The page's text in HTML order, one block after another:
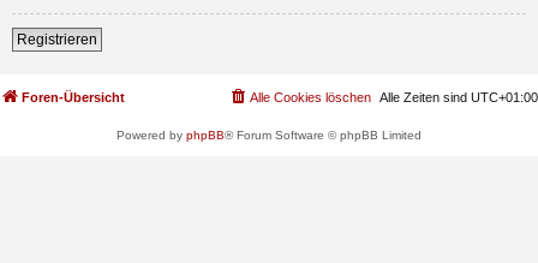
Registrieren
Foren-Übersicht Alle Zeiten sind UTC+01:00
Alle Cookies löschen
Powered by phpBB® Forum Software © phpBB Limited